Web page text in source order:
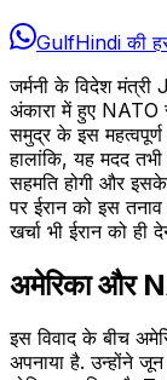
GulfHindi की
जर्मनी के विदेश
अंकारा में हुए NATO
समुद्र के इस
हालांकि, यह मदद
सहमति होगी और
पर ईरान को इस
खर्चा भी ईरान को ही
अमेरिका और
इस विवाद के बीच
अपनाया है. उन्होंने